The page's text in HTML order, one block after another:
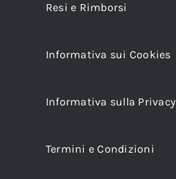
Resi e Rimborsi
Informativa sui Cookies
Informativa sulla Privacy
Termini e Condizioni